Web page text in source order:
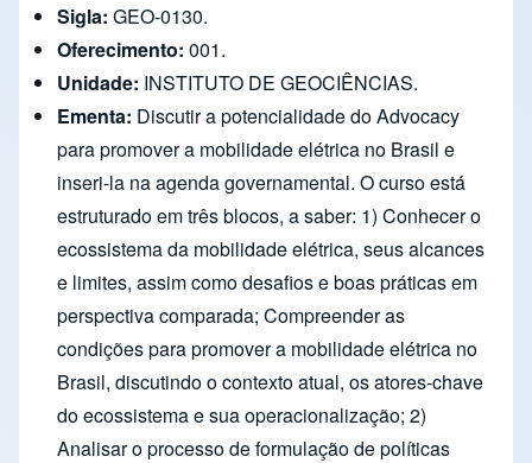
Sigla: GEO-0130.
Oferecimento: 001.
Unidade: INSTITUTO DE GEOCIÊNCIAS.
Ementa: Discutir a potencialidade do Advocacy
para promover a mobilidade elétrica no Brasil e
inseri-la na agenda governamental. O curso está
estruturado em três blocos, a saber: 1) Conhecer o
ecossistema da mobilidade elétrica, seus alcances
e limites, assim como desafios e boas práticas em
perspectiva comparada; Compreender as
condições para promover a mobilidade elétrica no
Brasil, discutindo o contexto atual, os atores-chave
do ecossistema e sua operacionalização; 2)
Analisar o processo de formulação de políticas